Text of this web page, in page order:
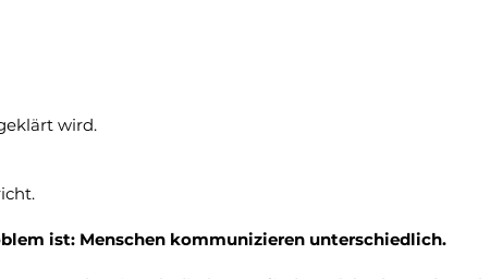
wird.
ist: Menschen kommunizieren unterschiedlich.